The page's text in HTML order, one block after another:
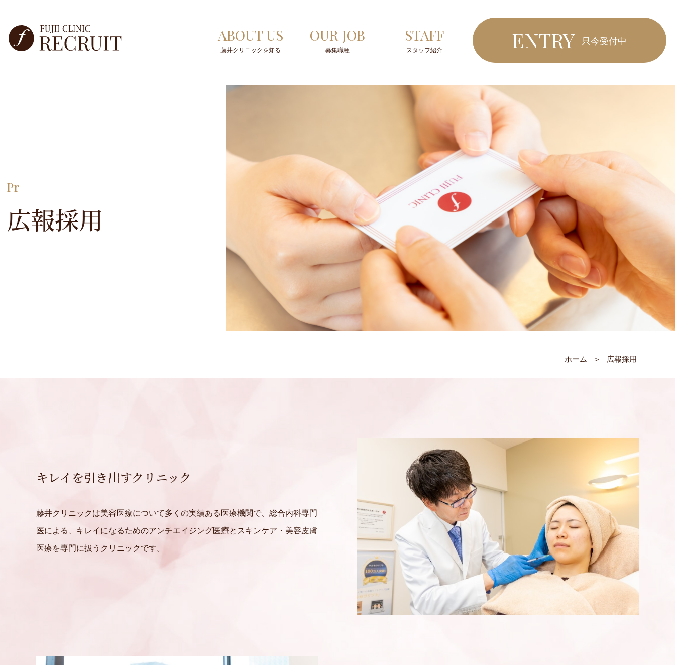
ABOUT US
藤井クリニックを知る
OUR JOB
募集職種
STAFF
スタッフ紹介 ENTRY 只今受付中
Pr
広報採用
ホーム ＞ 広報採用
キレイを引き出すクリニック
藤井クリニックは美容医療について多くの実績ある医療機関で、総合内科専門
医による、キレイになるためのアンチエイジング医療とスキンケア・美容皮膚
医療を専門に扱うクリニックです。